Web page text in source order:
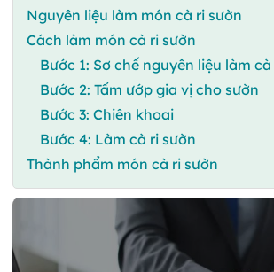
Nguyên liệu làm món cà ri sườn
Cách làm món cà ri sườn
Bước 1: Sơ chế nguyên liệu làm
Bước 2: Tẩm ướp gia vị cho sườn
Bước 3: Chiên khoai
Bước 4: Làm cà ri sườn
Thành phẩm món cà ri sườn